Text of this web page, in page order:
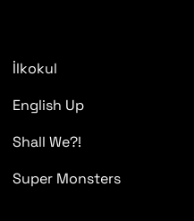
İlkokul
English Up
Shall We?!
Super Monsters